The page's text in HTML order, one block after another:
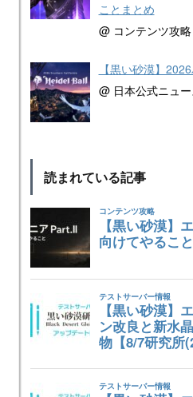
ことまとめ
@ コンテンツ攻略
【黒い砂漠】
@ 日本公式ニュー
読まれている記事